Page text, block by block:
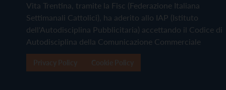
Vita Trentina, tramite la Fisc (Federazione Italiana
Settimanali Cattolici), ha aderito allo IAP (Istituto
dell'Autodisciplina Pubblicitaria) accettando il Codice di
Autodisciplina della Comunicazione Commerciale